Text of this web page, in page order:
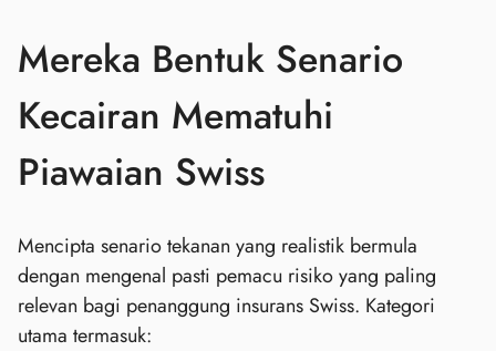
Mereka Bentuk Senario
Kecairan Mematuhi
Piawaian Swiss
Mencipta senario tekanan yang realistik bermula
dengan mengenal pasti pemacu risiko yang paling
relevan bagi penanggung insurans Swiss. Kategori
utama termasuk: